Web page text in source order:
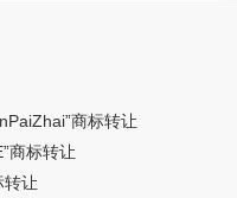
商标转让
商标转让
转让